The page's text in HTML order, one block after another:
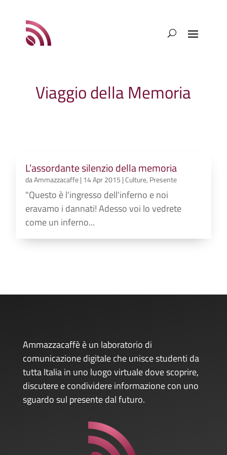
Viaggio della Memoria
L’assordante silenzio della memoria
daAmmazzacaffe| 14 Apr 2015 |Culture, Presente
"Questo è l'ingresso dell'inferno e noi
eravamo i dannati! Adesso voi lo vedrete
come un inferno...
Ammazzacaffè è un laboratorio di
comunicazione digitale che unisce studenti da
tutta Italia in uno luogo virtuale dove scoprire,
discutere e condividere informazione con uno
sguardo sul presente dal futuro.